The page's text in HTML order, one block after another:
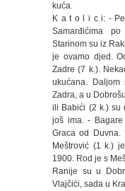
kuća.
K a t o l i c i: -
Samarđićima
Starinom su iz
je ovamo djed.
Zadre (7 k.).
ukućana.
Zadra, a u
ili Babići (2 k.) su
još ima. -
Graca od
Meštrović (1 k.)
1900. Rod je s
Ranije su u
Vlajčići, sada u